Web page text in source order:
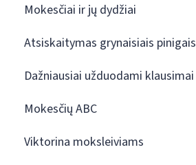
Mokesčiai ir jų dydžiai
Atsiskaitymas grynaisiais pinigais
Dažniausiai užduodami klausimai
Mokesčių ABC
Viktorina moksleiviams